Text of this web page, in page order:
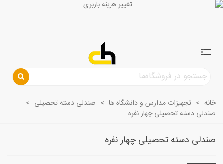
خانه > تجهیزات مدارس و دانشگاه ها > صندلی دسته تحصیلی >
صندلی دسته تحصیلی چهار نفره
صندلی دسته تحصیلی چهار نفره